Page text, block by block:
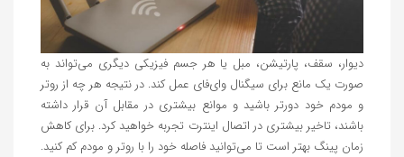
دیوار، سقف، پارتیشن، مبل یا هر جسم فیزیکی دیگری می‌تواند به
صورت یک مانع برای سیگنال وای‌فای عمل کند. در نتیجه هر چه از روتر
و مودم خود دورتر باشید و موانع بیشتری در مقابل آن قرار داشته
باشند، تاخیر بیشتری در اتصال اینترت تجربه خواهید کرد. برای کاهش
زمان پینگ بهتر است تا می‌توانید فاصله خود را با روتر و مودم کم کنید.